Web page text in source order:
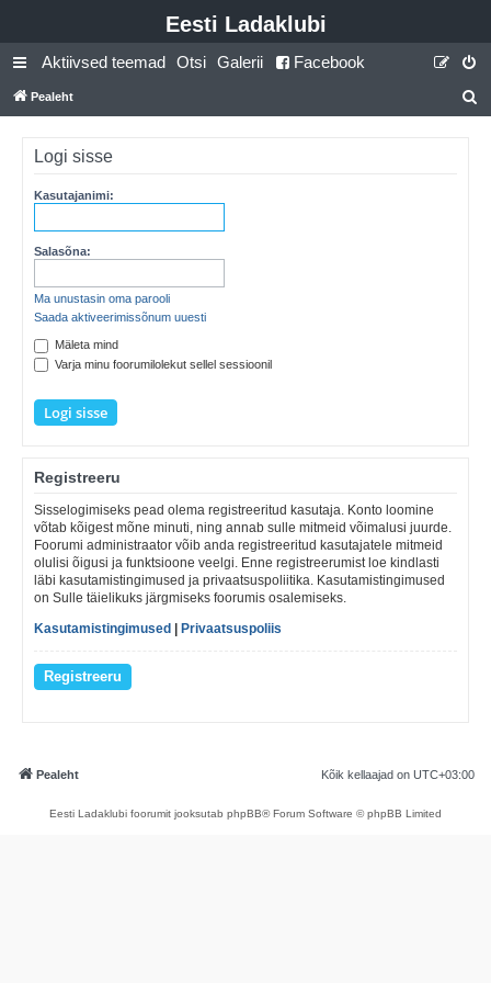
Eesti Ladaklubi
Aktiivsed teemad Otsi Galerii Facebook
Pealeht
t
Logi sisse
Kasutajanimi:
Salasõna:
Ma unustasin oma parooli
Saada aktiveerimissõnum uuesti
Mäleta mind
Varja minu foorumilolekut sellel sessioonil
Registreeru
Sisselogimiseks pead olema registreeritud kasutaja. Konto loomine
võtab kõigest mõne minuti, ning annab sulle mitmeid võimalusi juurde.
Foorumi administraator võib anda registreeritud kasutajatele mitmeid
olulisi õigusi ja funktsioone veelgi. Enne registreerumist loe kindlasti
läbi kasutamistingimused ja privaatsuspoliitika. Kasutamistingimused
on Sulle täielikuks järgmiseks foorumis osalemiseks.
Kasutamistingimused
Privaatsuspoliis
Registreeru
Pealeht Kõik kellaajad on UTC+03:00
Eesti Ladaklubi foorumit jooksutab phpBB® Forum Software © phpBB Limited